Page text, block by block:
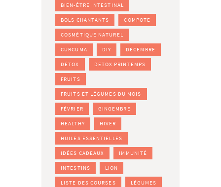
BIEN-ÊTRE INTESTINAL
BOLS CHANTANTS COMPOTE
COSMÉTIQUE NATUREL
CURCUMA DIY DÉCEMBRE
DÉTOX DÉTOX PRINTEMPS
FRUITS
FRUITS ET LÉGUMES DU MOIS
FÉVRIER GINGEMBRE
HEALTHY HIVER
HUILES ESSENTIELLES
IDÉES CADEAUX IMMUNITÉ
INTESTINS LION
LISTE DES COURSES LÉGUMES